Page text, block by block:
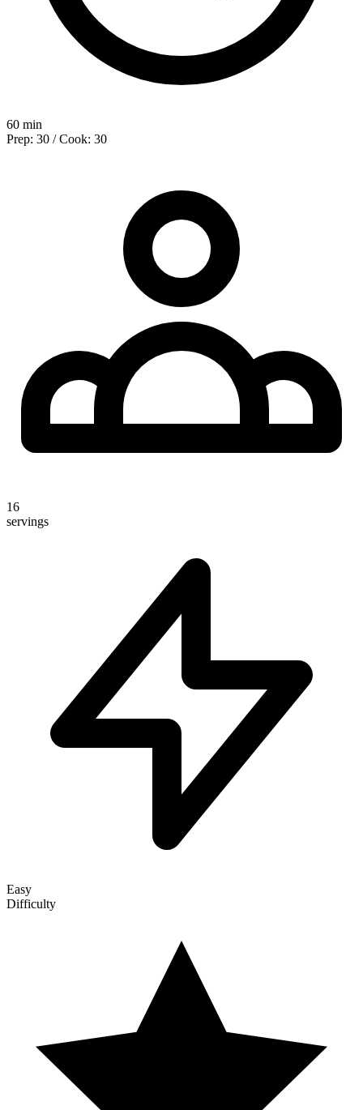
60 min
Prep: 30 / Cook: 30
16
servings
Easy
Difficulty